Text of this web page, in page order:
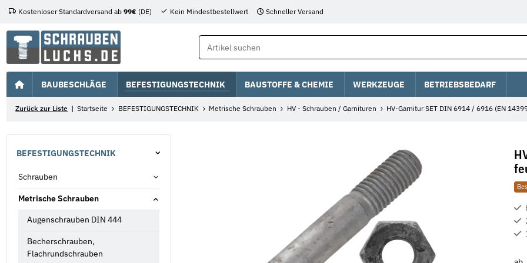
Kostenloser Standardversand ab 99€ (DE) Kein Mindestbestellwert Schneller Versand
BAUBESCHLÄGE BEFESTIGUNGSTECHNIK BAUSTOFFE & CHEMIE WERKZEUGE BETRIEBSBEDARF
Zurück zur Liste Startseite BEFESTIGUNGSTECHNIK Metrische Schrauben HV - Schrauben / Garnituren HV-Garnitur SET DIN 6914 / 6916 (EN
BEFESTIGUNGSTECHNIK
Schrauben
Metrische Schrauben
Augenschrauben DIN 444
Becherschrauben,
Flachrundschrauben